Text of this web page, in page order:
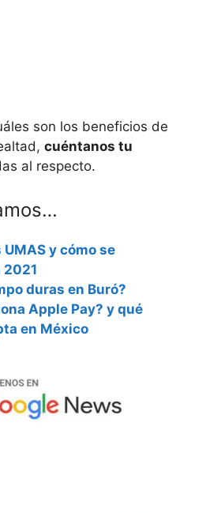
son los beneficios de
cuéntanos tu
al respecto.
UMAS y cómo se
2021
duras en Buró?
Apple Pay? y qué
en México